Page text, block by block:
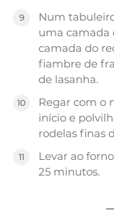
Num
uma camada
camada do
fiambre de
de lasanha.
Regar com o
início e
rodelas finas
Levar ao
25 minutos.